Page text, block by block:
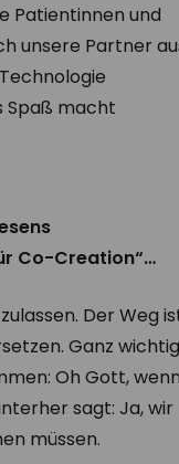
Patientinnen und
unsere Partner
Spaß macht
Co-Creation“…
Der Weg
Ganz wichtig
Oh Gott,
sagt: Ja, wir
müssen.